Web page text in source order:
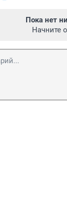
Пока нет
Начните